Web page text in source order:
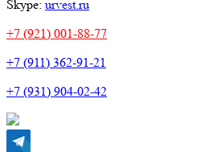
Skype: urvest.ru
+7 (921) 001-88-77
+7 (911) 362-91-21
+7 (931) 904-02-42